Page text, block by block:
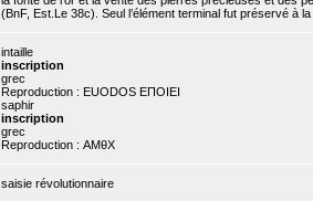
(BnF, Est.Le 38c). Seul l’élément terminal fut préservé à
intaille
inscription
grec
Reproduction : EUODOS EΠOIEI
saphir
inscription
grec
Reproduction : AMθX
saisie révolutionnaire